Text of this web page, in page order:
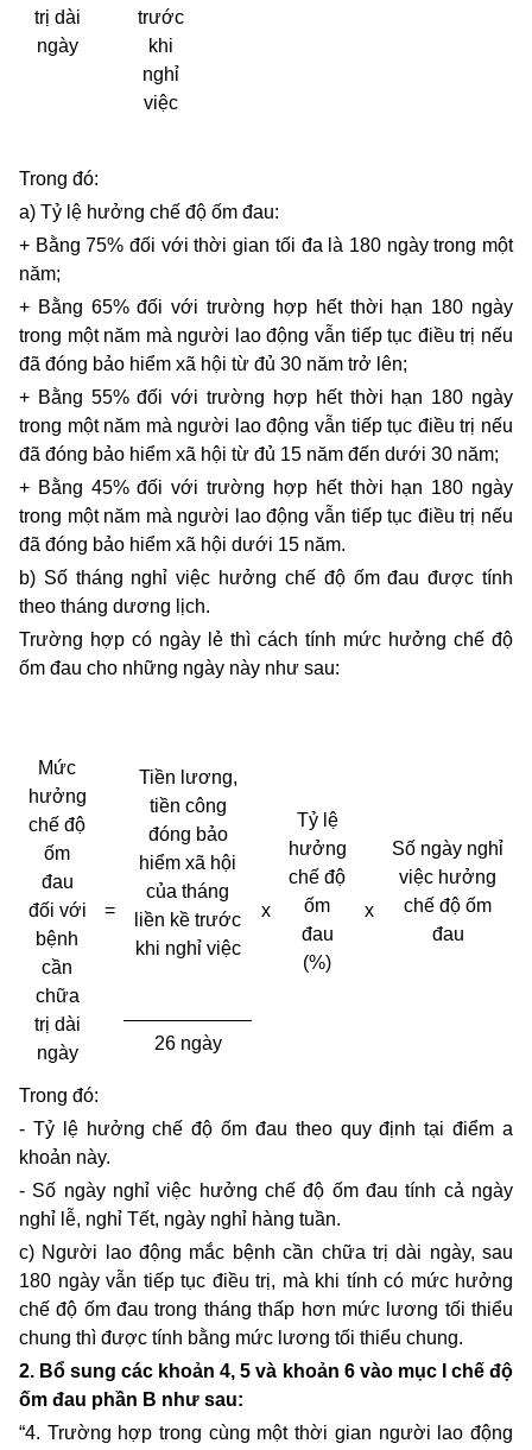
trị dài
ngày
trước
khi
nghỉ
việc
Trong đó:
a) Tỷ lệ hưởng chế độ ốm đau:
+ Bằng 75% đối với thời gian tối đa là 180 ngày trong một
năm;
+ Bằng 65% đối với trường hợp hết thời hạn 180 ngày
trong một năm mà người lao động vẫn tiếp tục điều trị nếu
đã đóng bảo hiểm xã hội từ đủ 30 năm trở lên;
+ Bằng 55% đối với trường hợp hết thời hạn 180 ngày
trong một năm mà người lao động vẫn tiếp tục điều trị nếu
đã đóng bảo hiểm xã hội từ đủ 15 năm đến dưới 30 năm;
+ Bằng 45% đối với trường hợp hết thời hạn 180 ngày
trong một năm mà người lao động vẫn tiếp tục điều trị nếu
đã đóng bảo hiểm xã hội dưới 15 năm.
b) Số tháng nghỉ việc hưởng chế độ ốm đau được tính
theo tháng dương lịch.
Trường hợp có ngày lẻ thì cách tính mức hưởng chế độ
ốm đau cho những ngày này như sau:
Mức
hưởng
chế độ
ốm
đau
đối với
bệnh
cần
chữa
trị dài
ngày
=
Tiền lương,
tiền công
đóng bảo
hiểm xã hội
của tháng
liền kề trước
khi nghỉ việc
x
Tỷ lệ
hưởng
chế độ
ốm
đau
(%)
x
Số ngày nghỉ
việc hưởng
chế độ ốm
đau
26ngày
Trong đó:
- Tỷ lệ hưởng chế độ ốm đau theo quy định tại điểm a
khoản này.
- Số ngày nghỉ việc hưởng chế độ ốm đau tính cả ngày
nghỉ lễ, nghỉ Tết, ngày nghỉ hàng tuần.
c) Người lao động mắc bệnh cần chữa trị dài ngày, sau
180 ngày vẫn tiếp tục điều trị, mà khi tính có mức hưởng
chế độ ốm đau trong tháng thấp hơn mức lương tối thiểu
chung thì được tính bằng mức lương tối thiểu chung.
2. Bổ sung các khoản 4, 5 và khoản 6 vào mục I chế độ
ốm đau phần B như sau:
“4. Trường hợp trong cùng một thời gian người lao động